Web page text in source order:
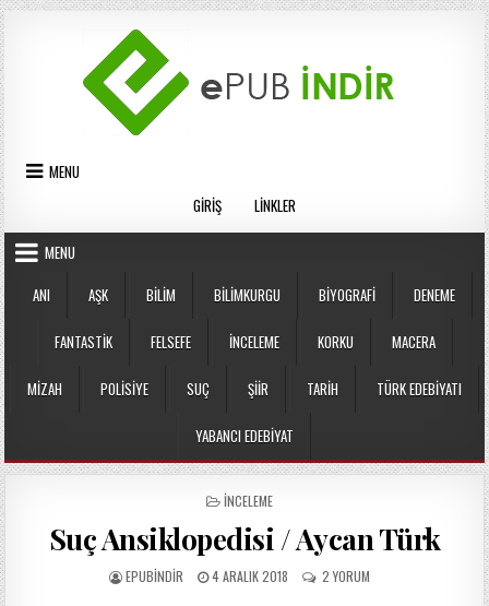
Skip
to
content
MENU
GIRIŞ
LINKLER
MENU
ANI
AŞK BILIM BILIMKURGU BIYOGRAFI DENEME
FANTASTIK FELSEFE İNCELEME KORKU MACERA
MIZAH POLISIYE SUÇ ŞIIR TARIH TÜRK EDEBIYATI
YABANCI EDEBIYAT
POSTED
İNCELEME
Suç Ansiklopedisi / Aycan Türk
AUTHOR:
EPUBINDIR
PUBLISHED
4 ARALIK 2018
SUÇ
2 YORUM